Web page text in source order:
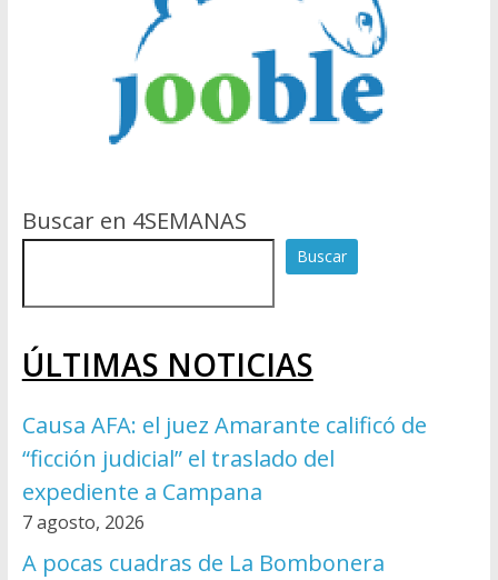
Buscar en 4SEMANAS
Buscar
ÚLTIMAS NOTICIAS
Causa AFA: el juez Amarante calificó de
“ficción judicial” el traslado del
expediente a Campana
7 agosto, 2026
A pocas cuadras de La Bombonera